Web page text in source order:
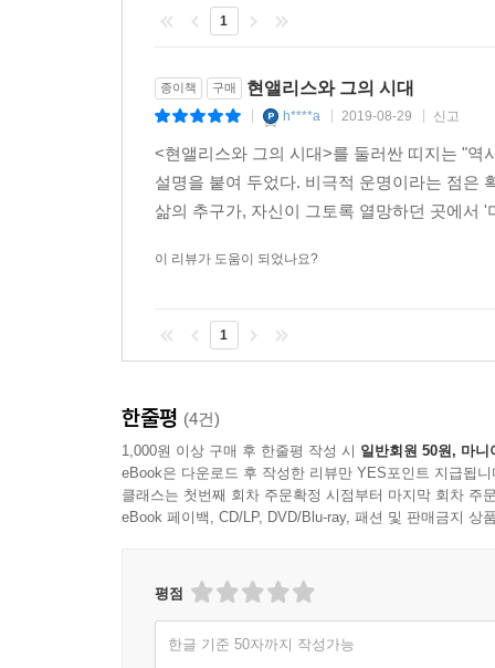
정하면서 국적을 강조하지 않은 부분이었다. 현앨
상은 미국이 아니라 박헌영과 남로당이었기 때문
---p.140-141
- 신민, 시민, 국민, 공민, 그 무엇도 될 수 없었던
- 현앨리스와 그 가족의 파란만장한 일생
전하는 한편 해외 정보를 국내에 전달하는 역할
상하이 임시정부에서 가장 중요한 이승만의 지
갈등을 빚기도 했다. 1963년에 건국훈장을
안장되었다. 회고록인 『현순자사』玄楯自史를 남
미국?기독교?민족주의가 그녀의 존재론적 기
진보주의자와 혁명가로서의 삶을 열렬히 추구했
공산주의 활동, 해방 후 남한 혁명운동의 민족주
이끌었다. 특히 동생인 현피터와는 1930년대
하와이에서 노동조합운동?미국공산당과 관련되
한편 개인적?가족사적으로 현앨리스에게는 불
양반의 후예와 결혼했지만 봉건적 구식생활
독립투사였던 정준이 결혼 후 조선총독부 산하
1
종이책 구매 현앨리스와 그의 시대
h****a 2019-08-29 신고
<현앨리스와 그의 시대>를 둘러싼 띠지는 "역
설명을 붙여 두었다. 비극적 운명이라는 점은
삶의 추구가, 자신이 그토록 열망하던 곳에서
이 리뷰가 도움이 되었나요?
1
한줄평 (4건)
1,000원 이상 구매 후 한줄평 작성 시 일반회원 50원, 마니
eBook은 다운로드 후 작성한 리뷰만 YES포인트 지급됩니
클래스는 첫번째 회차 주문확정 시점부터 마지막 회차 주
eBook 페이백, CD/LP, DVD/Blu-ray, 패션 및 판매금지 상
평점
한글 기준 50자까지 작성가능